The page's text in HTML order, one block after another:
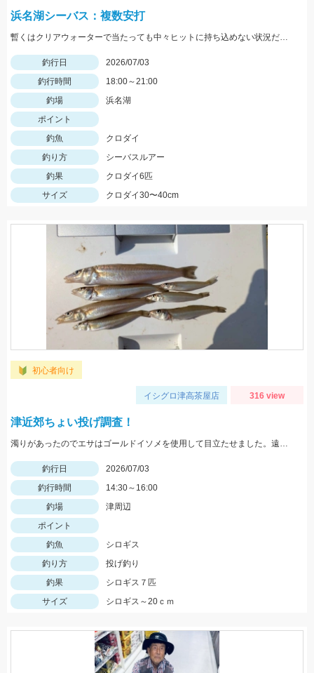
浜名湖シーバス：複数安打
暫くはクリアウォーターで当たっても中々ヒットに持ち込めない状況だったが本日は濁りが入り当たれ迷いなくヒットでした！
釣行日
2026/07/03
釣行時間
18:00～21:00
釣場
浜名湖
ポイント
釣魚
クロダイ
釣り方
シーバスルアー
釣果
クロダイ6匹
サイズ
クロダイ30〜40cm
初心者向け
イシグロ津高茶屋店 316 view
津近郊ちょい投げ調査！
濁りがあったのでエサはゴールドイソメを使用して目立たせました。遠くに投げなくても反応良かったですが、回収中に手前のテトラ帯に引っ掛かることがあるので注意。ハイブリッドクロスにも反応ありました！
釣行日
2026/07/03
釣行時間
14:30～16:00
釣場
津周辺
ポイント
釣魚
シロギス
釣り方
投げ釣り
釣果
シロギス７匹
サイズ
シロギス～20ｃｍ